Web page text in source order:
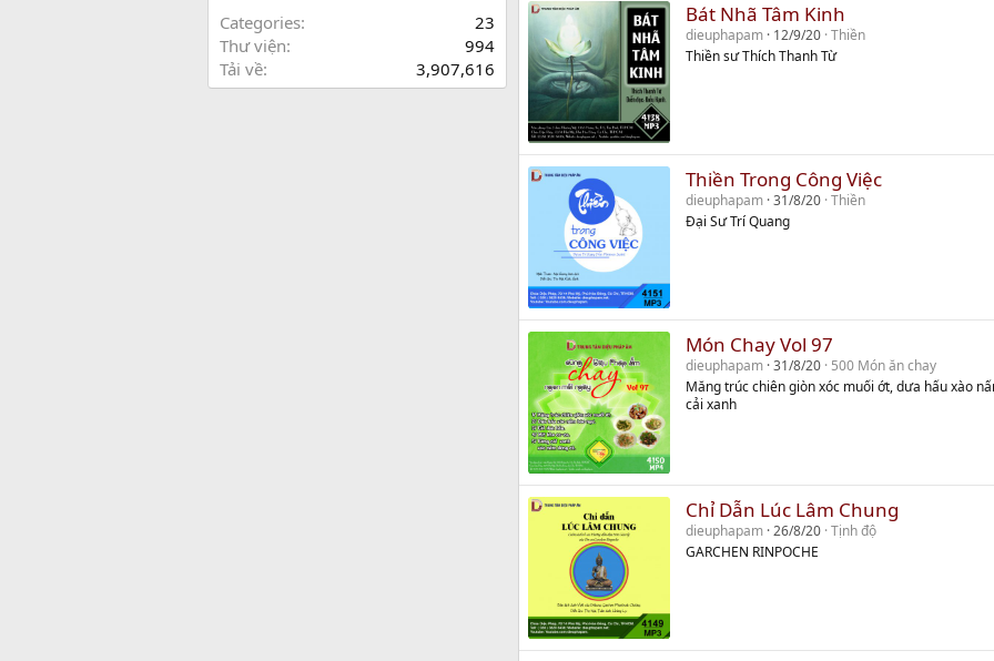
Categories
23
Thư viện
994
Tải về
3,907,616
Bát Nhã Tâm Kinh
dieuphapam 12/9/20 Thiền
Thiền sư Thích Thanh Từ
Thiền Trong Công Việc
dieuphapam 31/8/20 Thiền
Đại Sư Trí Quang
Món Chay Vol 97
dieuphapam 31/8/20 500 Món ăn chay
Măng trúc chiên giòn xóc muối ớt, dưa hấu xào
cải xanh
Chỉ Dẫn Lúc Lâm Chung
dieuphapam 26/8/20 Tịnh độ
GARCHEN RINPOCHE